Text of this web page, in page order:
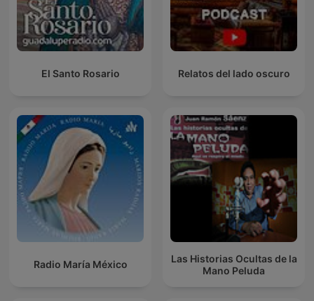
El Santo Rosario Relatos del lado oscuro
Radio María México
Las Historias Ocultas de la
Mano Peluda